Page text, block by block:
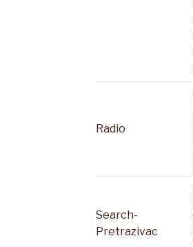
Radio
Search-
Pretrazivac